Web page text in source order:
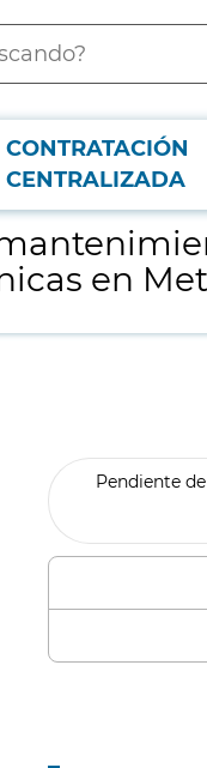
CONTRATACIÓN
CENTRALIZADA
de gestión de
en
Pendiente